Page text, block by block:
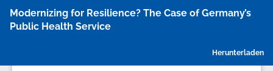
Artikeldetails
zurückkehren
Modernizing for Resilience? The Case of Germany’s
Public Health Service
Herunterladen